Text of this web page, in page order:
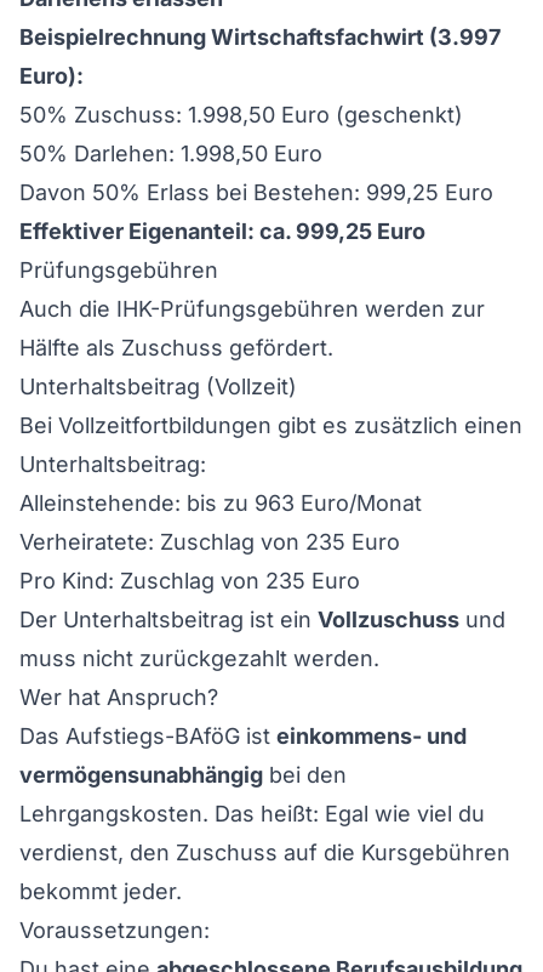
Beispielrechnung Wirtschaftsfachwirt (3.997
Euro):
50% Zuschuss: 1.998,50 Euro (geschenkt)
50% Darlehen: 1.998,50 Euro
Davon 50% Erlass bei Bestehen: 999,25 Euro
Effektiver Eigenanteil: ca. 999,25 Euro
Prüfungsgebühren
Auch die IHK-Prüfungsgebühren werden zur
Hälfte als Zuschuss gefördert.
Unterhaltsbeitrag (Vollzeit)
Bei Vollzeitfortbildungen gibt es zusätzlich einen
Unterhaltsbeitrag:
Alleinstehende: bis zu 963 Euro/Monat
Verheiratete: Zuschlag von 235 Euro
Pro Kind: Zuschlag von 235 Euro
Der Unterhaltsbeitrag ist ein Vollzuschuss und
muss nicht zurückgezahlt werden.
Wer hat Anspruch?
Das Aufstiegs-BAföG ist einkommens- und
vermögensunabhängig bei den
Lehrgangskosten. Das heißt: Egal wie viel du
verdienst, den Zuschuss auf die Kursgebühren
bekommt jeder.
Voraussetzungen: